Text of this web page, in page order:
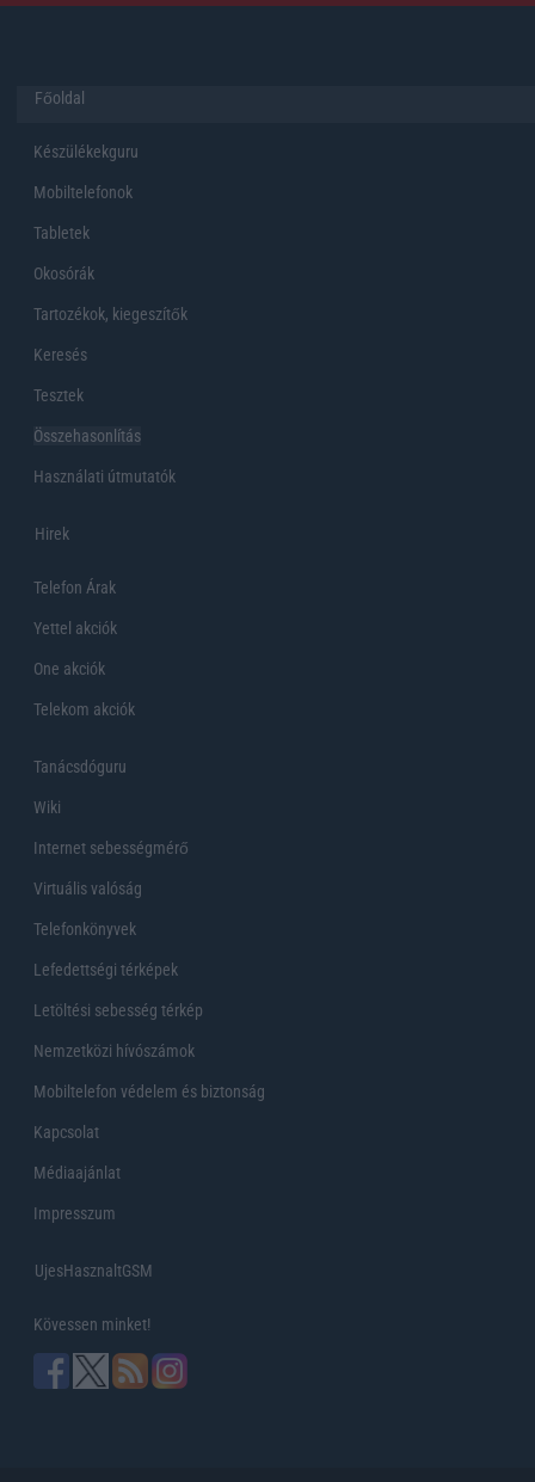
Főoldal
Készülékekguru
Mobiltelefonok
Tabletek
Okosórák
Tartozékok, kiegeszítők
Keresés
Tesztek
Összehasonlítás
Használati útmutatók
Hirek
Telefon Árak
Yettel akciók
One akciók
Telekom akciók
Tanácsdóguru
Wiki
Internet sebességmérő
Virtuális valóság
Telefonkönyvek
Lefedettségi térképek
Letöltési sebesség térkép
Nemzetközi hívószámok
Mobiltelefon védelem és biztonság
Kapcsolat
Médiaajánlat
Impresszum
UjesHasznaltGSM
Kövessen minket!